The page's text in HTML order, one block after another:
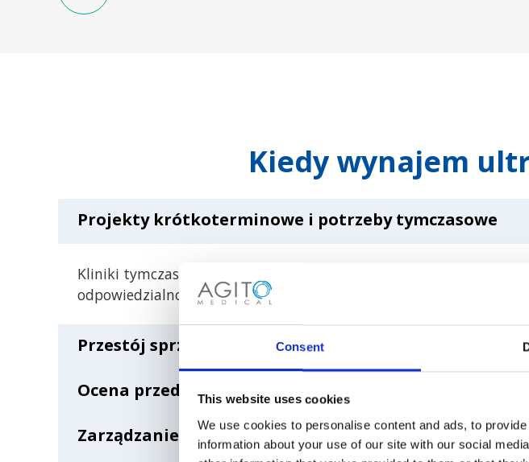
Consent
This website uses cookies
We use cookies to personalise content and ads, to
information about your use of our site with our social
Kiedy wynajem
Projekty krótkoterminowe i potrzeby tymczasowe
Kliniki tymczasowe, misje medyczne i krótkoterminowe projekty
odpowiedzialności za posiadanie sprzętu poza okresem projektu.
Przestój sprzętu i ciągłość serwisowa
Gdy podstawowe systemy ultradźwiękowe wymagają napraw lub
zmiany harmonogramu pacjentów lub zakłócania przepływu pracy
Ocena przed zakupem
Wypożyczalnia umożliwia pracownikom służby zdrowia ocenę
Zarządzanie budżetem i elastyczność finansowa